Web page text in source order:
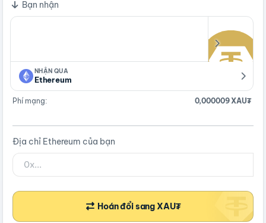
Bạn nhận
NHẬN QUA
Ethereum
Phí mạng: 0,000009 XAU₮
Địa chỉ Ethereum của bạn
Hoán đổi sang XAU₮